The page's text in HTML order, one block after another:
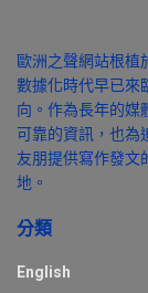
歐洲之聲網站根植
數據化時代早已來
向。作為長年的媒
可靠的資訊，也為
友朋提供寫作發文
地。
分類
English